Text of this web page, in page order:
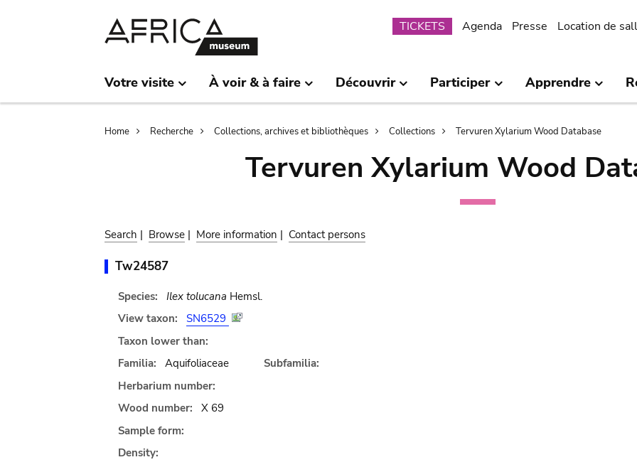
Submenu
TICKETS Agenda Presse Location de
Votre visite À voir & à faire Découvrir Participer Apprendre
Breadcrumb
Home Recherche Collections, archives et bibliothèques Collections Tervuren Xylarium Wood Database
Tervuren Xylarium Wood
Search | Browse | More information | Contact persons
Tw24587
Species: Ilex tolucana Hemsl.
View taxon:
SN6529
Taxon lower than:
Familia:
Aquifoliaceae
Subfamilia:
Herbarium number:
Wood number:
X 69
Sample form:
Density: